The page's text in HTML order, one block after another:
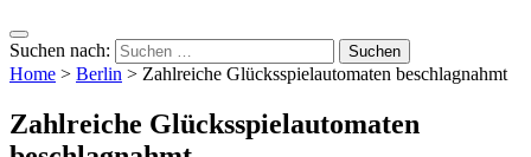
Suchen nach:
Home > Berlin > Zahlreiche Glücksspielautomaten beschlagnahmt
Zahlreiche Glücksspielautomaten